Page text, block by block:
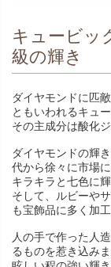
キュービッ
級の輝き
ダイヤモンドに匹
ともいわれるキュ
その主成分は酸化
ダイヤモンドの輝
代から徐々に市場
キラキラと七色に
そして、ルビーや
も宝飾品に多く加
人の手で作った人
るものを惹き込みま